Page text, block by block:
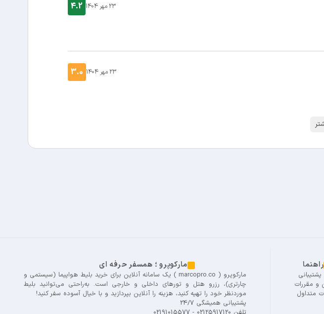
23 مهر 1404
4.2
23 مهر 1404
3.0
راهنما
پشتیبانی
و مقررات
متداول
مارکوپرو ؛ همسفر حرفه ای
مارکوپرو
( marcopro.co ) یک سامانه آنلاین برای خرید بلیط هواپیما (سیستمی و
چارتری)، رزرو هتل و تورهای داخلی و خارجی است. به‌راحتی می‌توانید بلیط
موردنظر خود را تهیه کنید، هزینه را آنلاین بپردازید و با خیال آسوده سفر کنید!
پشتیبانی همیشگی 24/7